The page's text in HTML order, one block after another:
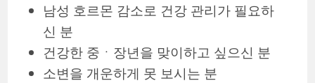
남성 호르몬 감소로 건강 관리가 필요하
신 분
건강한 중ㆍ장년을 맞이하고 싶으신 분
소변을 개운하게 못 보시는 분